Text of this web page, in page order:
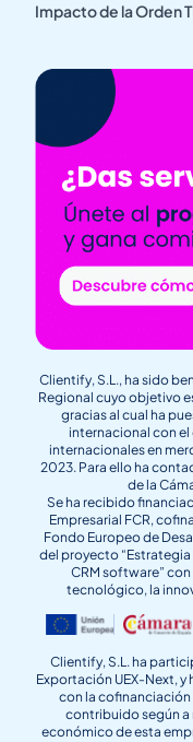
Impacto de la Orden
Clientify, S.L., ha sido
Regional cuyo objetivo
gracias al cual ha
internacional con
internacionales en
2023. Para ello ha
de la
Se ha recibido
Empresarial FCR,
Fondo Europeo de
del proyecto
CRM software”
tecnológico, la
Clientify, S.L. ha
Exportación UEX-Next, y
con la cofinanciación
contribuido según a
económico de esta